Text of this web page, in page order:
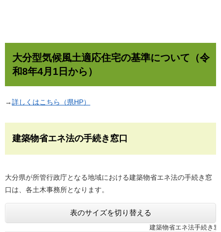
大分型気候風土適応住宅の基準について（令
和8年4月1日から）
→詳しくはこちら（県HP）
建築物省エネ法の手続き窓口
大分県が所管行政庁となる地域における建築物省エネ法の手続き窓
口は、各土木事務所となります。
表のサイズを切り替える
建築物省エネ法手続き